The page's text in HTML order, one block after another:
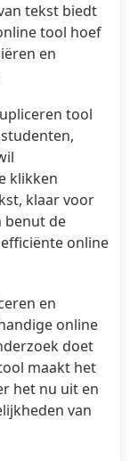
tekst biedt
tool hoef
en
tool
klikken
klaar voor
benut de
online
en
online
doet
maakt het
het nu uit en
van